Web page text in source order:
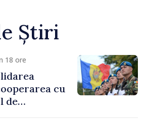
Știri
18 ore
cu
de